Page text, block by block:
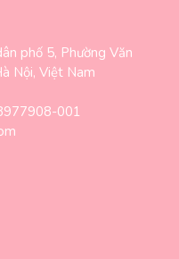
phố 5, Phường Văn
Nội, Việt Nam
001